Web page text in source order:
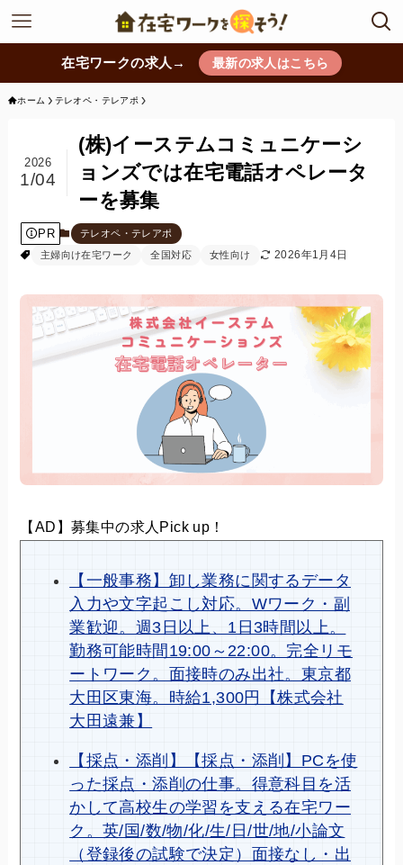
在宅ワークの求人→ 最新の求人はこちら
ホーム テレオペ・テレアポ
(株)イーステムコミュニケーシ
ョンズでは在宅電話オペレータ
ーを募集
2026
1/04
PR
テレオペ・テレアポ
主婦向け在宅ワーク
全国対応 女性向け 2026年1月4日
【AD】募集中の求人Pick up！
【一般事務】卸し業務に関するデータ
入力や文字起こし対応。Wワーク・副
業歓迎。週3日以上、1日3時間以上。
勤務可能時間19:00～22:00。完全リモ
ートワーク。面接時のみ出社。東京都
大田区東海。時給1,300円【株式会社
大田遠兼】
【採点・添削】【採点・添削】PCを使
った採点・添削の仕事。得意科目を活
かして高校生の学習を支える在宅ワー
ク。英/国/数/物/化/生/日/世/地/小論文
（登録後の試験で決定）面接なし・出